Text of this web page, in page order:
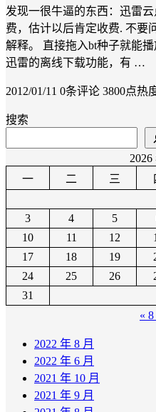
发现一很牛逼的东西：迅雷云
费，估计以后肯定收费. 不要
解释。 直接拖入bt种子就能
迅雷的离线下载功能，有 …
2012/01/11 0条评论 3800点热
搜索
2026
一
二 三
3
4 5
10
11 12
17
18 19
24
25 26
31
« 8
2022 年 8 月
2022 年 6 月
2021 年 10 月
2021 年 9 月